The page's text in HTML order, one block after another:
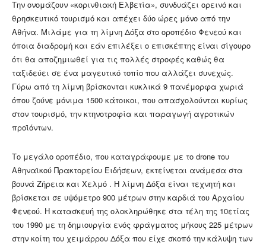
Την ονομάζουν «κορινθιακή Ελβετία», συνδυάζει ορεινό και
θρησκευτικό τουρισμό και απέχει δύο ώρες μόνο από την
Αθήνα. Μιλάμε για τη λίμνη Δόξα στο οροπέδιο Φενεού και
όποια διαδρομή και εάν επιλέξει ο επισκέπτης είναι σίγουρο
ότι θα αποζημιωθεί για τις πολλές στροφές καθώς θα
ταξιδεύει σε ένα μαγευτικό τοπίο που αλλάζει συνεχώς.
Γύρω από τη λίμνη βρίσκονται κυκλικά 9 πανέμορφα χωριά
όπου ζούνε μόνιμα 1500 κάτοικοι, που απασχολούνται κυρίως
στον τουρισμό, την κτηνοτροφία και παραγωγή αγροτικών
προϊόντων.
Το μεγάλο οροπέδιο, που καταγράφουμε με το drone του
Αθηναϊκού Πρακτορείου Ειδήσεων, εκτείνεται ανάμεσα στα
βουνά Ζήρεια και Χελμό . Η λίμνη Δόξα είναι τεχνητή και
βρίσκεται σε υψόμετρο 900 μέτρων στην καρδιά του Αρχαίου
Φενεού. Η κατασκευή της ολοκληρώθηκε στα τέλη της 10ετίας
του 1990 με τη δημιουργία ενός φράγματος μήκους 225 μέτρων
στην κοίτη του χειμάρρου Δόξα που είχε σκοπό την κάλυψη των